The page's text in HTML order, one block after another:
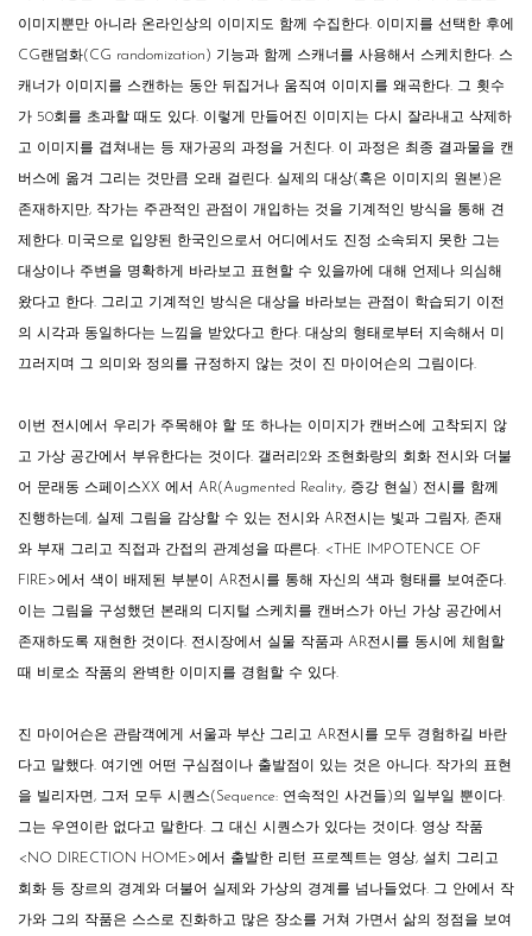
이미지뿐만 아니라 온라인상의 이미지도 함께 수집한다. 이미지를 선택한 후에
CG랜덤화(CG randomization) 기능과 함께 스캐너를 사용해서 스케치한다. 스
캐너가 이미지를 스캔하는 동안 뒤집거나 움직여 이미지를 왜곡한다. 그 횟수
가 50회를 초과할 때도 있다. 이렇게 만들어진 이미지는 다시 잘라내고 삭제하
고 이미지를 겹쳐내는 등 재가공의 과정을 거친다. 이 과정은 최종 결과물을 캔
버스에 옮겨 그리는 것만큼 오래 걸린다. 실제의 대상(혹은 이미지의 원본)은
존재하지만, 작가는 주관적인 관점이 개입하는 것을 기계적인 방식을 통해 견
제한다. 미국으로 입양된 한국인으로서 어디에서도 진정 소속되지 못한 그는
대상이나 주변을 명확하게 바라보고 표현할 수 있을까에 대해 언제나 의심해
왔다고 한다. 그리고 기계적인 방식은 대상을 바라보는 관점이 학습되기 이전
의 시각과 동일하다는 느낌을 받았다고 한다. 대상의 형태로부터 지속해서 미
끄러지며 그 의미와 정의를 규정하지 않는 것이 진 마이어슨의 그림이다.
이번 전시에서 우리가 주목해야 할 또 하나는 이미지가 캔버스에 고착되지 않
고 가상 공간에서 부유한다는 것이다. 갤러리2와 조현화랑의 회화 전시와 더불
어 문래동 스페이스XX 에서 AR(Augmented Reality, 증강 현실) 전시를 함께
진행하는데, 실제 그림을 감상할 수 있는 전시와 AR전시는 빛과 그림자, 존재
와 부재 그리고 직접과 간접의 관계성을 따른다. < THE IMPOTENCE OF
FIRE>에서 색이 배제된 부분이 AR전시를 통해 자신의 색과 형태를 보여준다.
이는 그림을 구성했던 본래의 디지털 스케치를 캔버스가 아닌 가상 공간에서
존재하도록 재현한 것이다. 전시장에서 실물 작품과 AR전시를 동시에 체험할
때 비로소 작품의 완벽한 이미지를 경험할 수 있다.
진 마이어슨은 관람객에게 서울과 부산 그리고 AR전시를 모두 경험하길 바란
다고 말했다. 여기엔 어떤 구심점이나 출발점이 있는 것은 아니다. 작가의 표현
을 빌리자면, 그저 모두 시퀀스(Sequence: 연속적인 사건들)의 일부일 뿐이다.
그는 우연이란 없다고 말한다. 그 대신 시퀀스가 있다는 것이다. 영상 작품
<NO DIRECTION HOME>에서 출발한 리턴 프로젝트는 영상, 설치 그리고
회화 등 장르의 경계와 더불어 실제와 가상의 경계를 넘나들었다. 그 안에서 작
가와 그의 작품은 스스로 진화하고 많은 장소를 거쳐 가면서 삶의 정점을 보여